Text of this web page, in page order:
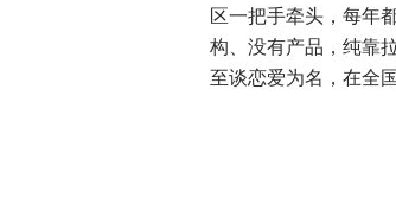
区一把手牵头，每年
构、没有产品，纯靠
至谈恋爱为名，在全国